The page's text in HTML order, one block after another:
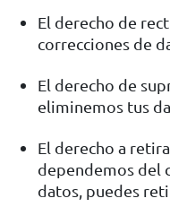
El derecho de
correcciones de
El derecho de
eliminemos tus
El derecho a
dependemos del
datos, puedes